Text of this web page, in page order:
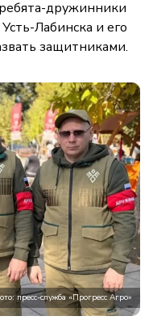
дружинники
Лабинска и его
защитниками.
пресс-служба «Прогресс Агро»